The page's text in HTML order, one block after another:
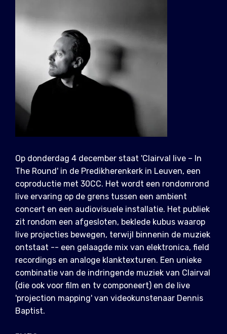
Op donderdag 4 december staat 'Clairval live – In
The Round' in de Predikherenkerk in Leuven, een
coproductie met 30CC. Het wordt een rondomrond
live ervaring op de grens tussen een ambient
concert en een audiovisuele installatie. Het publiek
zit rondom een afgesloten, beklede kubus waarop
live projecties bewegen, terwijl binnenin de muziek
ontstaat -- een gelaagde mix van elektronica, field
recordings en analoge klanktexturen. Een unieke
combinatie van de indringende muziek van Clairval
(die ook voor film en tv componeert) en de live
'projection mapping' van videokunstenaar Dennis
Baptist.